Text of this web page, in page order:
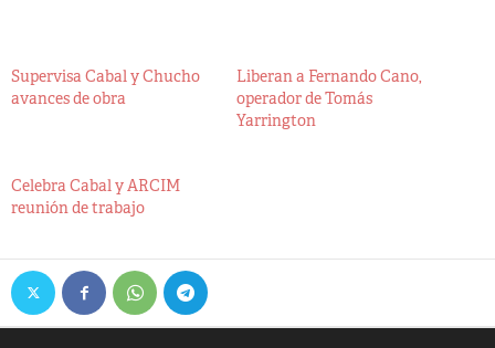
Supervisa Cabal y Chucho
avances de obra
Liberan a Fernando Cano,
operador de Tomás
Yarrington
Celebra Cabal y ARCIM
reunión de trabajo